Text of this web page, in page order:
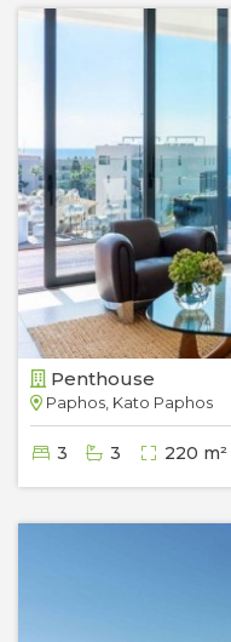
Penthouse
Paphos, Kato Paphos
3 3 220 m²